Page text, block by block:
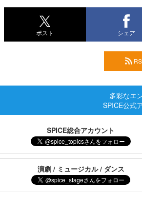
ポスト シェア
多彩なエ
SPICE公式
SPICE総合アカウント
演劇 / ミュージカル / ダンス